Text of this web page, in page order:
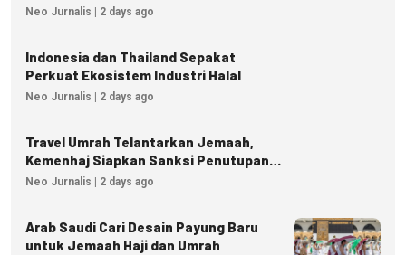
Neo Jurnalis | 2 days ago
Indonesia dan Thailand Sepakat
Perkuat Ekosistem Industri Halal
Neo Jurnalis | 2 days ago
Travel Umrah Telantarkan Jemaah,
Kemenhaj Siapkan Sanksi Penutupan
Izin hingga Pidana
Neo Jurnalis | 2 days ago
Arab Saudi Cari Desain Payung Baru
untuk Jemaah Haji dan Umrah